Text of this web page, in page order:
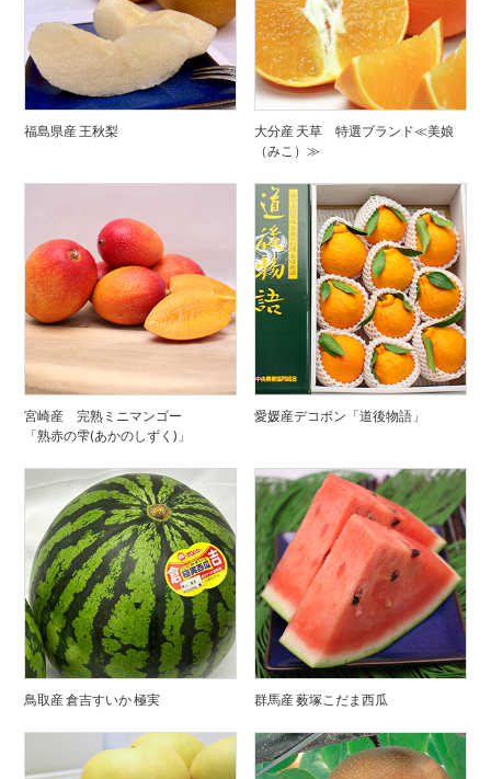
福島県産 王秋梨
大分産 天草 特選ブランド≪美娘
（みこ）≫
宮崎産 完熟ミニマンゴー
「熟赤の雫(あかのしずく)」
愛媛産デコポン「道後物語」
鳥取産 倉吉すいか 極実 群馬産 薮塚こだま西瓜